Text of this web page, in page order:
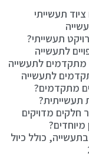
תעשייתי
תעשייתי?
לתעשייה
מתקדמים לתעשייה
לתעשייה
מתקדמים?
תעשייתית?
חלקים מדויקים
מיוחדים?
כולל כיול